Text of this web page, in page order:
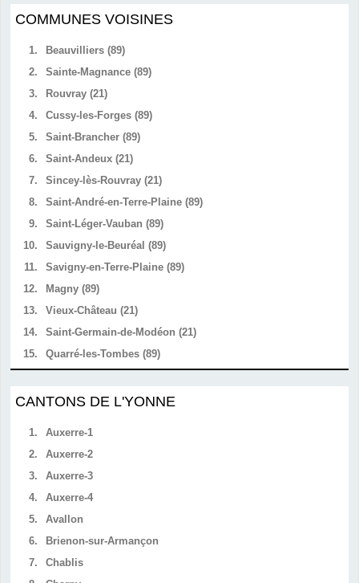
COMMUNES VOISINES
1.
Beauvilliers (89)
2.
Sainte-Magnance (89)
3.
Rouvray (21)
4.
Cussy-les-Forges (89)
5.
Saint-Brancher (89)
6.
Saint-Andeux (21)
7.
Sincey-lès-Rouvray (21)
8.
Saint-André-en-Terre-Plaine (89)
9.
Saint-Léger-Vauban (89)
10.
Sauvigny-le-Beuréal (89)
11.
Savigny-en-Terre-Plaine (89)
12.
Magny (89)
13.
Vieux-Château (21)
14.
Saint-Germain-de-Modéon (21)
15.
Quarré-les-Tombes (89)
CANTONS DE L'YONNE
1.
Auxerre-1
2.
Auxerre-2
3.
Auxerre-3
4.
Auxerre-4
5.
Avallon
6.
Brienon-sur-Armançon
7.
Chablis